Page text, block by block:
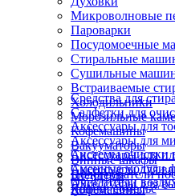
Микроволновые
Пароварки
Посудомоечные
Стиральные
Сушильные
Встраиваемые
Холодильники
Морозильные
Кофемашины
Вакууматоры
Винные шкафы
Подогреватели
Ящики сомелье
Блендеры
Кофемашины
Очистители
Системы очистки
Сменные модули
Аксессуары для
Аксессуары для
Аксессуары для
Аксессуары для
Аксессуары для
Средства для
Салфетки для